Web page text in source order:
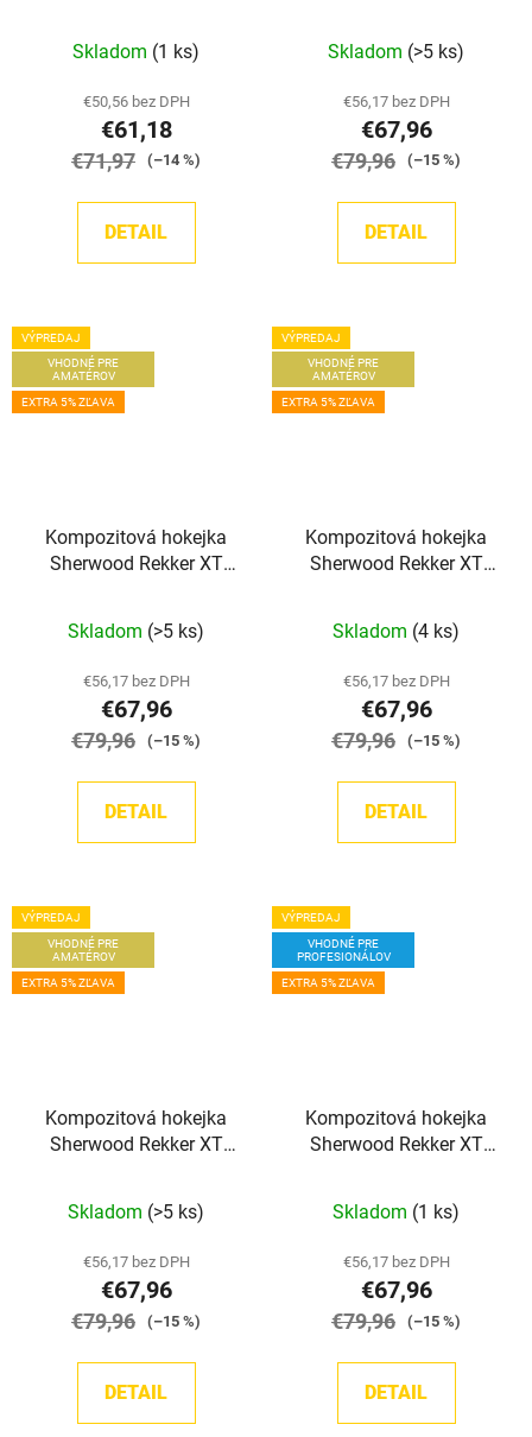
Skladom (1 ks)
€50,56 bez DPH
€61,18
€71,97 (–14 %)
DETAIL
Skladom (>5 ks)
€56,17 bez DPH
€67,96
€79,96 (–15 %)
DETAIL
VÝPREDAJ
VHODNÉ PRE
AMATÉROV
EXTRA 5% ZĽAVA
Kompozitová hokejka
Sherwood Rekker XT
Skladom (>5 ks)
€56,17 bez DPH
€67,96
€79,96 (–15 %)
DETAIL
VÝPREDAJ
VHODNÉ PRE
AMATÉROV
EXTRA 5% ZĽAVA
Kompozitová hokejka
Sherwood Rekker XT
Skladom (4 ks)
€56,17 bez DPH
€67,96
€79,96 (–15 %)
DETAIL
VÝPREDAJ
VHODNÉ PRE
AMATÉROV
EXTRA 5% ZĽAVA
Kompozitová hokejka
Sherwood Rekker XT
Skladom (>5 ks)
€56,17 bez DPH
€67,96
€79,96 (–15 %)
DETAIL
VÝPREDAJ
VHODNÉ PRE
PROFESIONÁLOV
EXTRA 5% ZĽAVA
Kompozitová hokejka
Sherwood Rekker XT
Skladom (1 ks)
€56,17 bez DPH
€67,96
€79,96 (–15 %)
DETAIL